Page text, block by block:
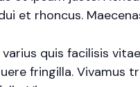
et rhoncus.
quis facilisis
fringilla.